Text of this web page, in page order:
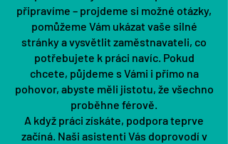
připravíme – projdeme si možné otázky,
pomůžeme Vám ukázat vaše silné
stránky a vysvětlit zaměstnavateli, co
potřebujete k práci navíc. Pokud
chcete, půjdeme s Vámi i přímo na
pohovor, abyste měli jistotu, že všechno
proběhne férově.
A když práci získáte, podpora teprve
začíná. Naši asistenti Vás doprovodí v